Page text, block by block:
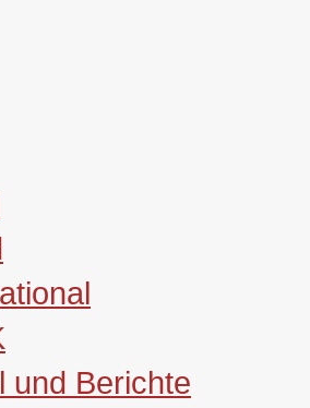
und Berichte